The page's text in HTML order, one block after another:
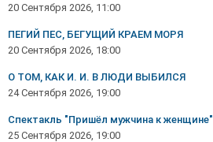
20 Сентября 2026, 11:00
ПЕГИЙ ПЕС, БЕГУЩИЙ КРАЕМ МОРЯ
20 Сентября 2026, 18:00
О ТОМ, КАК И. И. В ЛЮДИ ВЫБИЛСЯ
24 Сентября 2026, 19:00
Спектакль "Пришёл мужчина к женщине"
25 Сентября 2026, 19:00